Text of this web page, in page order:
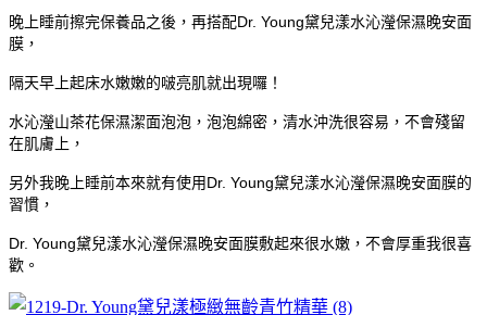
晚上睡前擦完保養品之後，再搭配Dr. Young黛兒漾水沁瀅保濕晚安面
膜，
隔天早上起床水嫩嫩的啵亮肌就出現囉！
水沁瀅山茶花保濕潔面泡泡，泡泡綿密，清水沖洗很容易，不會殘留
在肌膚上，
另外我晚上睡前本來就有使用Dr. Young黛兒漾水沁瀅保濕晚安面膜的
習慣，
Dr. Young黛兒漾水沁瀅保濕晚安面膜敷起來很水嫩，不會厚重我很喜
歡。